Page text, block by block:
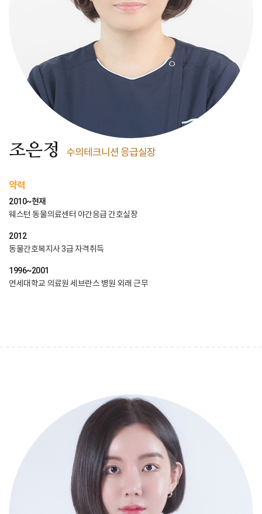
조은정 수의테크니션 응급실장
약력
2010~현재
웨스턴 동물의료센터 야간응급 간호실장
2012
동물간호복지사 3급 자격취득
1996~2001
​연세대학교 의료원 세브란스 병원 외래 근무